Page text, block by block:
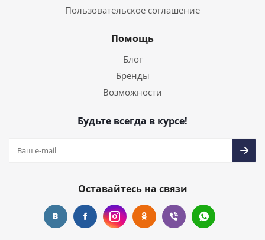
Пользовательское соглашение
Помощь
Блог
Бренды
Возможности
Будьте всегда в курсе!
Оставайтесь на связи